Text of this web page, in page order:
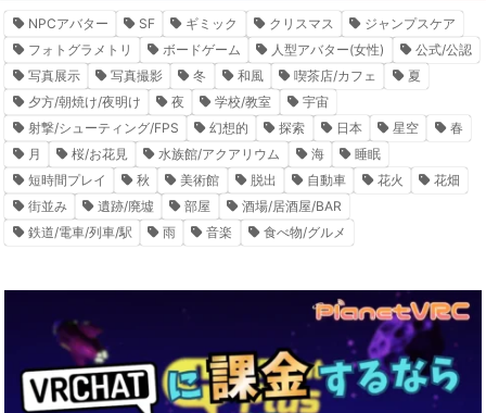
NPCアバター SF ギミック クリスマス
ジャンプスケア
フォトグラメトリ
ボードゲーム 人型アバター(女性)
公式/公認
写真展示
写真撮影 冬 和風 喫茶店/カフェ
夏
夕方/朝焼け/夜明け
夜 学校/教室
宇宙
射撃/シューティング/FPS
幻想的 探索 日本 星空
春
月
桜/お花見 水族館/アクアリウム 海
睡眠
短時間プレイ
秋 美術館 脱出 自動車 花火
花畑
街並み
遺跡/廃墟 部屋
酒場/居酒屋/BAR
鉄道/電車/列車/駅
雨 音楽 食べ物/グルメ